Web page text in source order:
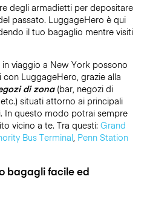
degli armadietti per depositare
passato. LuggageHero è qui
il tuo bagaglio mentre visiti
viaggio a New York possono
LuggageHero, grazie alla
di zona(bar, negozi di
situati attorno ai principali
In questo modo potrai sempre
vicino a te. Tra questi: Grand
Bus Terminal, Penn Station
bagagli facile ed